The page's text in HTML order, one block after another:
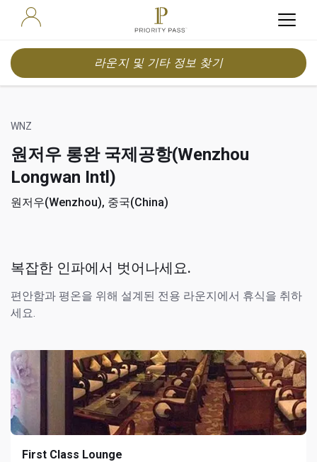
라운지 및 기타 정보 찾기
WNZ
원저우 롱완 국제공항(Wenzhou
Longwan Intl)
원저우(Wenzhou), 중국(China)
복잡한 인파에서 벗어나세요.
편안함과 평온을 위해 설계된 전용 라운지에서 휴식을 취하
세요.
First Class Lounge